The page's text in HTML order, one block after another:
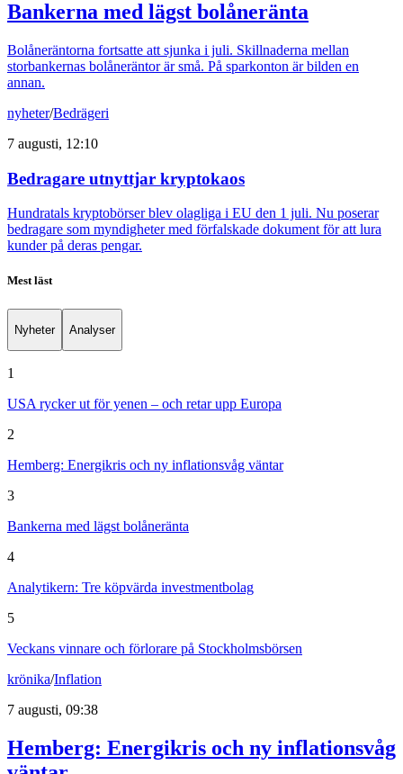
Bankerna med lägst bolåneränta
Bolåneräntorna fortsatte att sjunka i juli. Skillnaderna mellan
storbankernas bolåneräntor är små. På sparkonton är bilden en
annan.
nyheter/Bedrägeri
7 augusti, 12:10
Bedragare utnyttjar kryptokaos
Hundratals kryptobörser blev olagliga i EU den 1 juli. Nu poserar
bedragare som myndigheter med förfalskade dokument för att lura
kunder på deras pengar.
Mest läst
Nyheter Analyser
1
USA rycker ut för yenen – och retar upp Europa
2
Hemberg: Energikris och ny inflationsvåg väntar
3
Bankerna med lägst bolåneränta
4
Analytikern: Tre köpvärda investmentbolag
5
Veckans vinnare och förlorare på Stockholmsbörsen
krönika/Inflation
7 augusti, 09:38
Hemberg: Energikris och ny inflationsvåg